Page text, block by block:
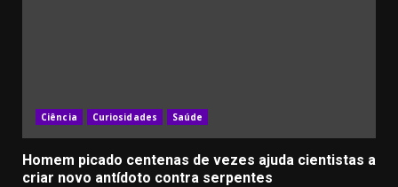
Ciência Curiosidades Saúde
Homem picado centenas de vezes ajuda cientistas a
criar novo antídoto contra serpentes